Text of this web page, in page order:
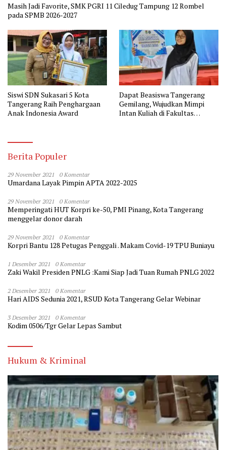
Masih Jadi Favorite, SMK PGRI 11 Ciledug Tampung 12 Rombel
pada SPMB 2026-2027
Siswi SDN Sukasari 5 Kota
Tangerang Raih Penghargaan
Anak Indonesia Award
Dapat Beasiswa Tangerang
Gemilang, Wujudkan Mimpi
Intan Kuliah di Fakultas
Berita Populer
29 November 2021 0 Komentar
Umardana Layak Pimpin APTA 2022-2025
29 November 2021 0 Komentar
Memperingati HUT Korpri ke-50, PMI Pinang, Kota Tangerang
menggelar donor darah
29 November 2021 0 Komentar
Korpri Bantu 128 Petugas Penggali . Makam Covid-19 TPU Buniayu
1 Desember 2021 0 Komentar
Zaki Wakil Presiden PNLG :Kami Siap Jadi Tuan Rumah PNLG 2022
2 Desember 2021 0 Komentar
Hari AIDS Sedunia 2021, RSUD Kota Tangerang Gelar Webinar
3 Desember 2021 0 Komentar
Kodim 0506/Tgr Gelar Lepas Sambut
Hukum & Kriminal